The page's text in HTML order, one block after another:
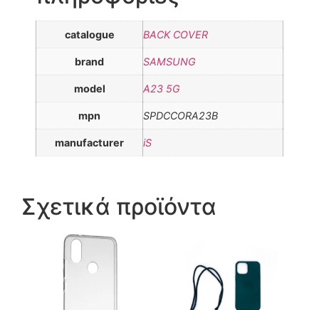
catalogue BACK COVER
brand SAMSUNG
model A23 5G
mpn SPDCCORA23B
manufacturer iS
Σχετικά προϊόντα